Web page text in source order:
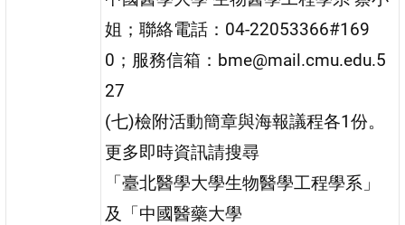
姐；聯絡電話：04-22053366#169
0；服務信箱：bme@mail.cmu.edu.5
27
(七)檢附活動簡章與海報議程各1份。
更多即時資訊請搜尋
「臺北醫學大學生物醫學工程學系」
及「中國醫藥大學